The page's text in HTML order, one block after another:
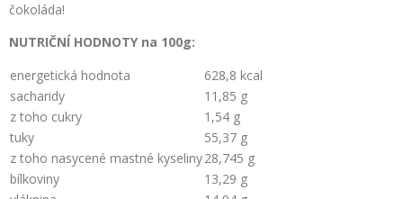
čokoláda!
NUTRIČNÍ HODNOTY na 100g:
energetická hodnota
628,8 kcal
sacharidy
11,85 g
z toho cukry
1,54 g
tuky
55,37 g
z toho nasycené mastné kyseliny28,745 g
bílkoviny
13,29 g